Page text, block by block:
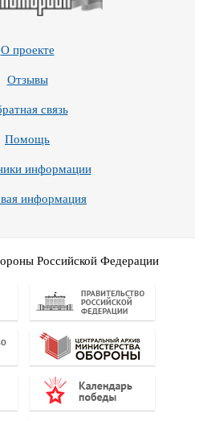
О проекте
Отзывы
связь
Помощь
информации
информация
Российской Федерации